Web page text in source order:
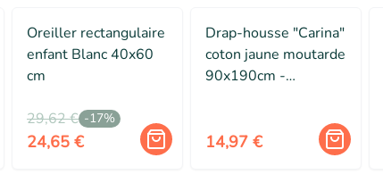
Oreiller rectangulaire
enfant Blanc 40x60
cm
29,62 € -17%
24,65 €
Drap-housse "Carina"
coton jaune moutarde
90x190cm -
14,97 €